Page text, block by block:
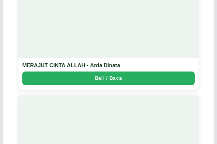
MERAJUT CINTA ALLAH - Arda Dinata
Beli / Baca